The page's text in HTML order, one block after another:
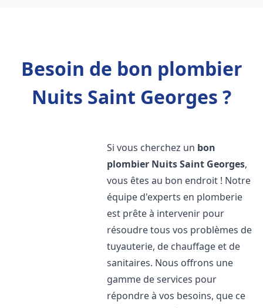
Besoin de bon plombier
Nuits Saint Georges ?
Si vous cherchez un bon
plombier Nuits Saint Georges,
vous êtes au bon endroit ! Notre
équipe d'experts en plomberie
est prête à intervenir pour
résoudre tous vos problèmes de
tuyauterie, de chauffage et de
sanitaires. Nous offrons une
gamme de services pour
répondre à vos besoins, que ce